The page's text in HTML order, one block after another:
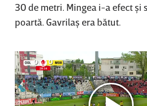
30 de metri. Mingea i-a efect şi
poartă. Gavrilaş era bătut.